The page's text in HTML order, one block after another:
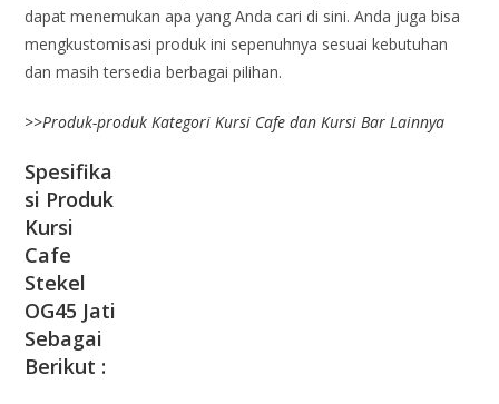
dapat menemukan apa yang Anda cari di sini. Anda juga bisa
mengkustomisasi produk ini sepenuhnya sesuai kebutuhan
dan masih tersedia berbagai pilihan.
>>Produk-produk Kategori Kursi Cafe dan Kursi Bar Lainnya
Spesifika
si Produk
Kursi
Cafe
Stekel
OG45 Jati
Sebagai
Berikut :